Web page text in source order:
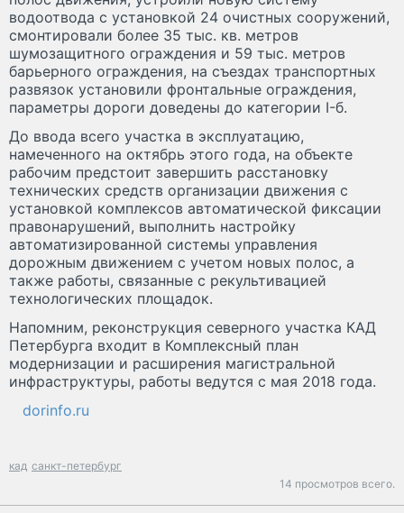
водоотвода с установкой 24 очистных сооружений,
смонтировали более 35 тыс. кв. метров
шумозащитного ограждения и 59 тыс. метров
барьерного ограждения, на съездах транспортных
развязок установили фронтальные ограждения,
параметры дороги доведены до категории I-б.
До ввода всего участка в эксплуатацию,
намеченного на октябрь этого года, на объекте
рабочим предстоит завершить расстановку
технических средств организации движения с
установкой комплексов автоматической фиксации
правонарушений, выполнить настройку
автоматизированной системы управления
дорожным движением с учетом новых полос, а
также работы, связанные с рекультивацией
технологических площадок.
Напомним, реконструкция северного участка КАД
Петербурга входит в Комплексный план
модернизации и расширения магистральной
инфраструктуры, работы ведутся с мая 2018 года.
dorinfo.ru
кад санкт-петербург
14 просмотров всего.